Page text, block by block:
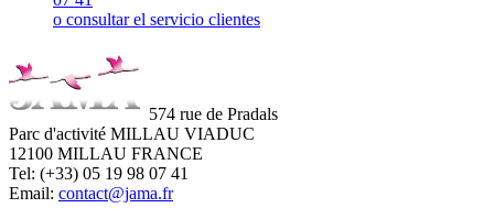
o consultar el servicio clientes
574 rue de Pradals
Parc d'activité MILLAU VIADUC
12100 MILLAU FRANCE
Tel: (+33) 05 19 98 07 41
Email: contact@jama.fr